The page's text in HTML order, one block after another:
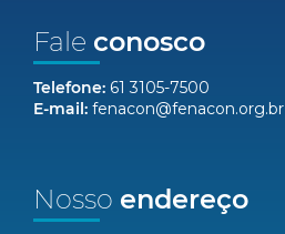
Fale conosco
Telefone: 61 3105-7500
E-mail: fenacon@fenacon.org.br
Nosso endereço